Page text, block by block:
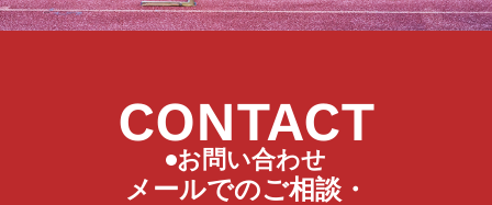
CONTACT
お問い合わせ
メールでのご相談・